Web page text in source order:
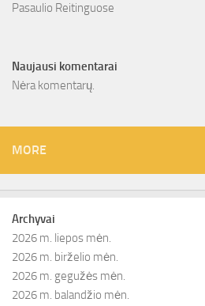
Pasaulio Reitinguose
Naujausi komentarai
Nėra komentarų.
MORE
Archyvai
2026 m. liepos mėn.
2026 m. birželio mėn.
2026 m. gegužės mėn.
2026 m. balandžio mėn.